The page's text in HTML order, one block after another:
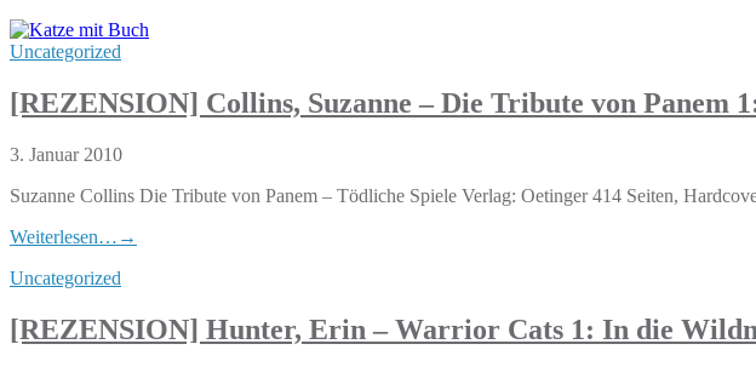
Uncategorized
[REZENSION] Collins, Suzanne – Die Tribute von Panem
3. Januar 2010
Suzanne Collins Die Tribute von Panem – Tödliche Spiele Verlag: Oetinger 414 Seiten,
Weiterlesen… →
Uncategorized
[REZENSION] Hunter, Erin – Warrior Cats 1: In die